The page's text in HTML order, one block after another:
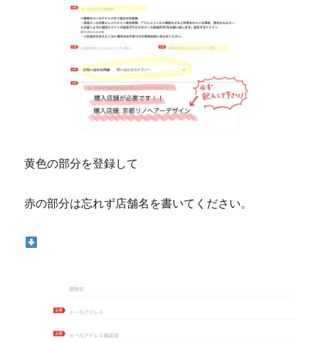
黄色の部分を登録して
赤の部分は忘れず店舗名を書いてください。